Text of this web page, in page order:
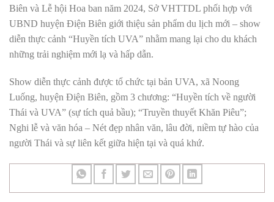
Biên và Lễ hội Hoa ban năm 2024, Sở VHTTDL phối hợp với
UBND huyện Điện Biên giới thiệu sản phẩm du lịch mới – show
diễn thực cảnh “Huyền tích UVA” nhằm mang lại cho du khách
những trải nghiệm mới lạ và hấp dẫn.
Show diễn thực cảnh được tổ chức tại bản UVA, xã Noong
Luống, huyện Điện Biên, gồm 3 chương: “Huyền tích về người
Thái và UVA” (sự tích quả bầu); “Truyền thuyết Khăn Piêu”;
Nghi lễ và văn hóa – Nét đẹp nhân văn, lâu đời, niềm tự hào của
người Thái và sự liên kết giữa hiện tại và quá khứ.